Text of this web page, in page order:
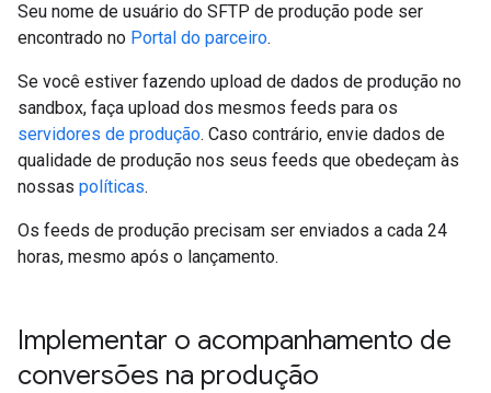
Seu nome de usuário do SFTP de produção pode ser
encontrado no Portal do parceiro.
Se você estiver fazendo upload de dados de produção no
sandbox, faça upload dos mesmos feeds para os
servidores de produção. Caso contrário, envie dados de
qualidade de produção nos seus feeds que obedeçam às
nossas políticas.
Os feeds de produção precisam ser enviados a cada 24
horas, mesmo após o lançamento.
Implementar o acompanhamento de
conversões na produção